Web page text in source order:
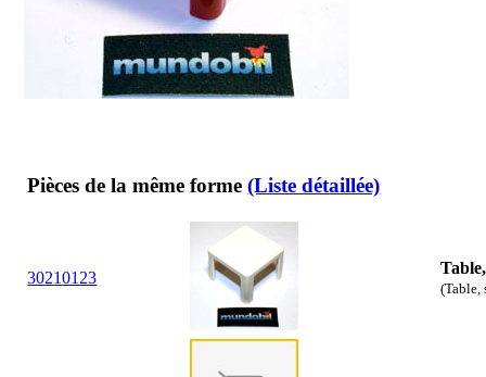
Pièces de la même forme(Liste détaillée)
30210123
(Table,